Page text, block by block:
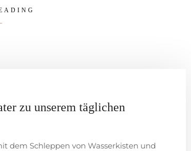
zu unserem täglichen
dem Schleppen von Wasserkisten und